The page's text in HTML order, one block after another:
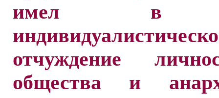
имел в
отчуждение
общества и